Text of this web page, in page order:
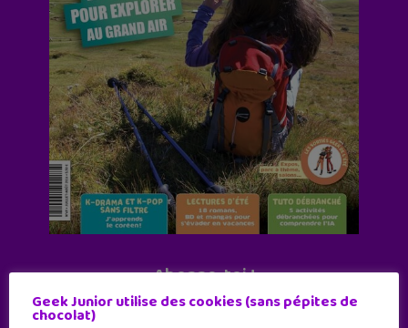
Abonne-toi !
11 numéros par an
Geek Junior utilise des cookies (sans pépites de
chocolat)